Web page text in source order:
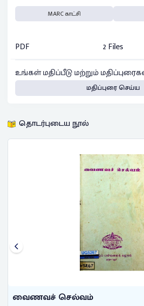
MARC காட்சி
PDF
2 Files
உங்கள் மதிப்பீடு மற்றும்
மதிப்புரை செய்ய
தொடர்புடைய நூல்
வைணவச் செல்வம்